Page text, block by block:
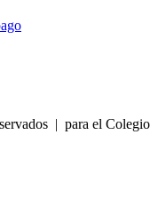
| para el Colegio